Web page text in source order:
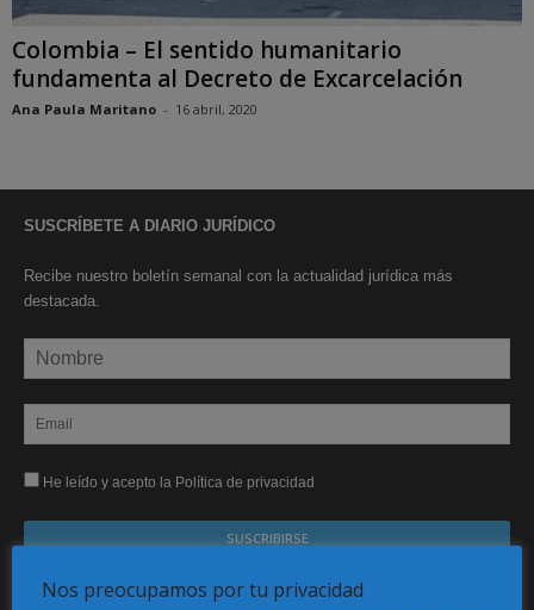
Colombia – El sentido humanitario
fundamenta al Decreto de Excarcelación
Ana Paula Maritano - 16 abril, 2020
SUSCRÍBETE A DIARIO JURÍDICO
Recibe nuestro boletín semanal con la actualidad jurídica más
destacada.
He leído y acepto la Política de privacidad
Sus datos serán incorporados a un fichero automatizado con el objeto exclusivo de dar
respuesta a su suscripción Dicho fichero es de titularidad exclusiva de LEXDIR GLOBAL
Nos preocupamos por tu privacidad